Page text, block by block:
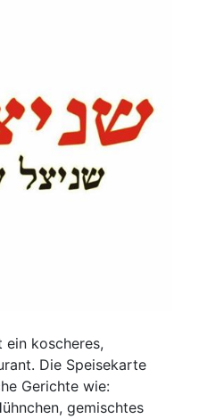
ein koscheres,
Die Speisekarte
Gerichte wie:
gemischtes